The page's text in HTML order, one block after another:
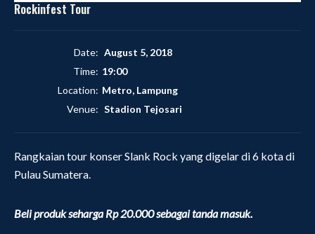
Rockinfest Tour
Date: August 5, 2018
Time: 19:00
Location: Metro, Lampung
Venue: Stadion Tejosari
Rangkaian tour konser Slank Rock yang digelar di 6 kota di
Pulau Sumatera.
Beli produk seharga Rp 20.000 sebagai tanda masuk.